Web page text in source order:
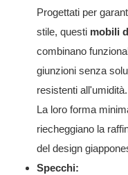
Progettati per
stile, questi mobili
combinano
giunzioni senza
resistenti all'umidità.
La loro forma
riecheggiano la
del design
Specchi: